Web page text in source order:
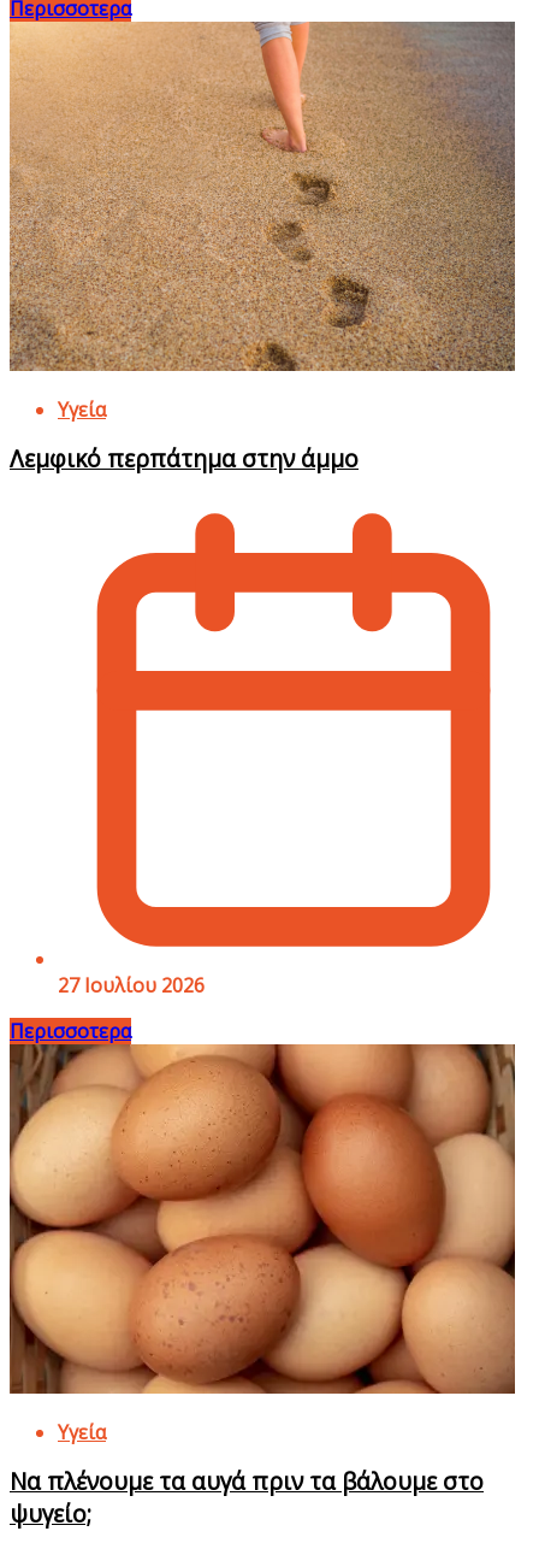
Περισσοτερα
Υγεία
Λεμφικό περπάτημα στην άμμο
27 Ιουλίου 2026
Περισσοτερα
Υγεία
Να πλένουμε τα αυγά πριν τα βάλουμε στο
ψυγείο;